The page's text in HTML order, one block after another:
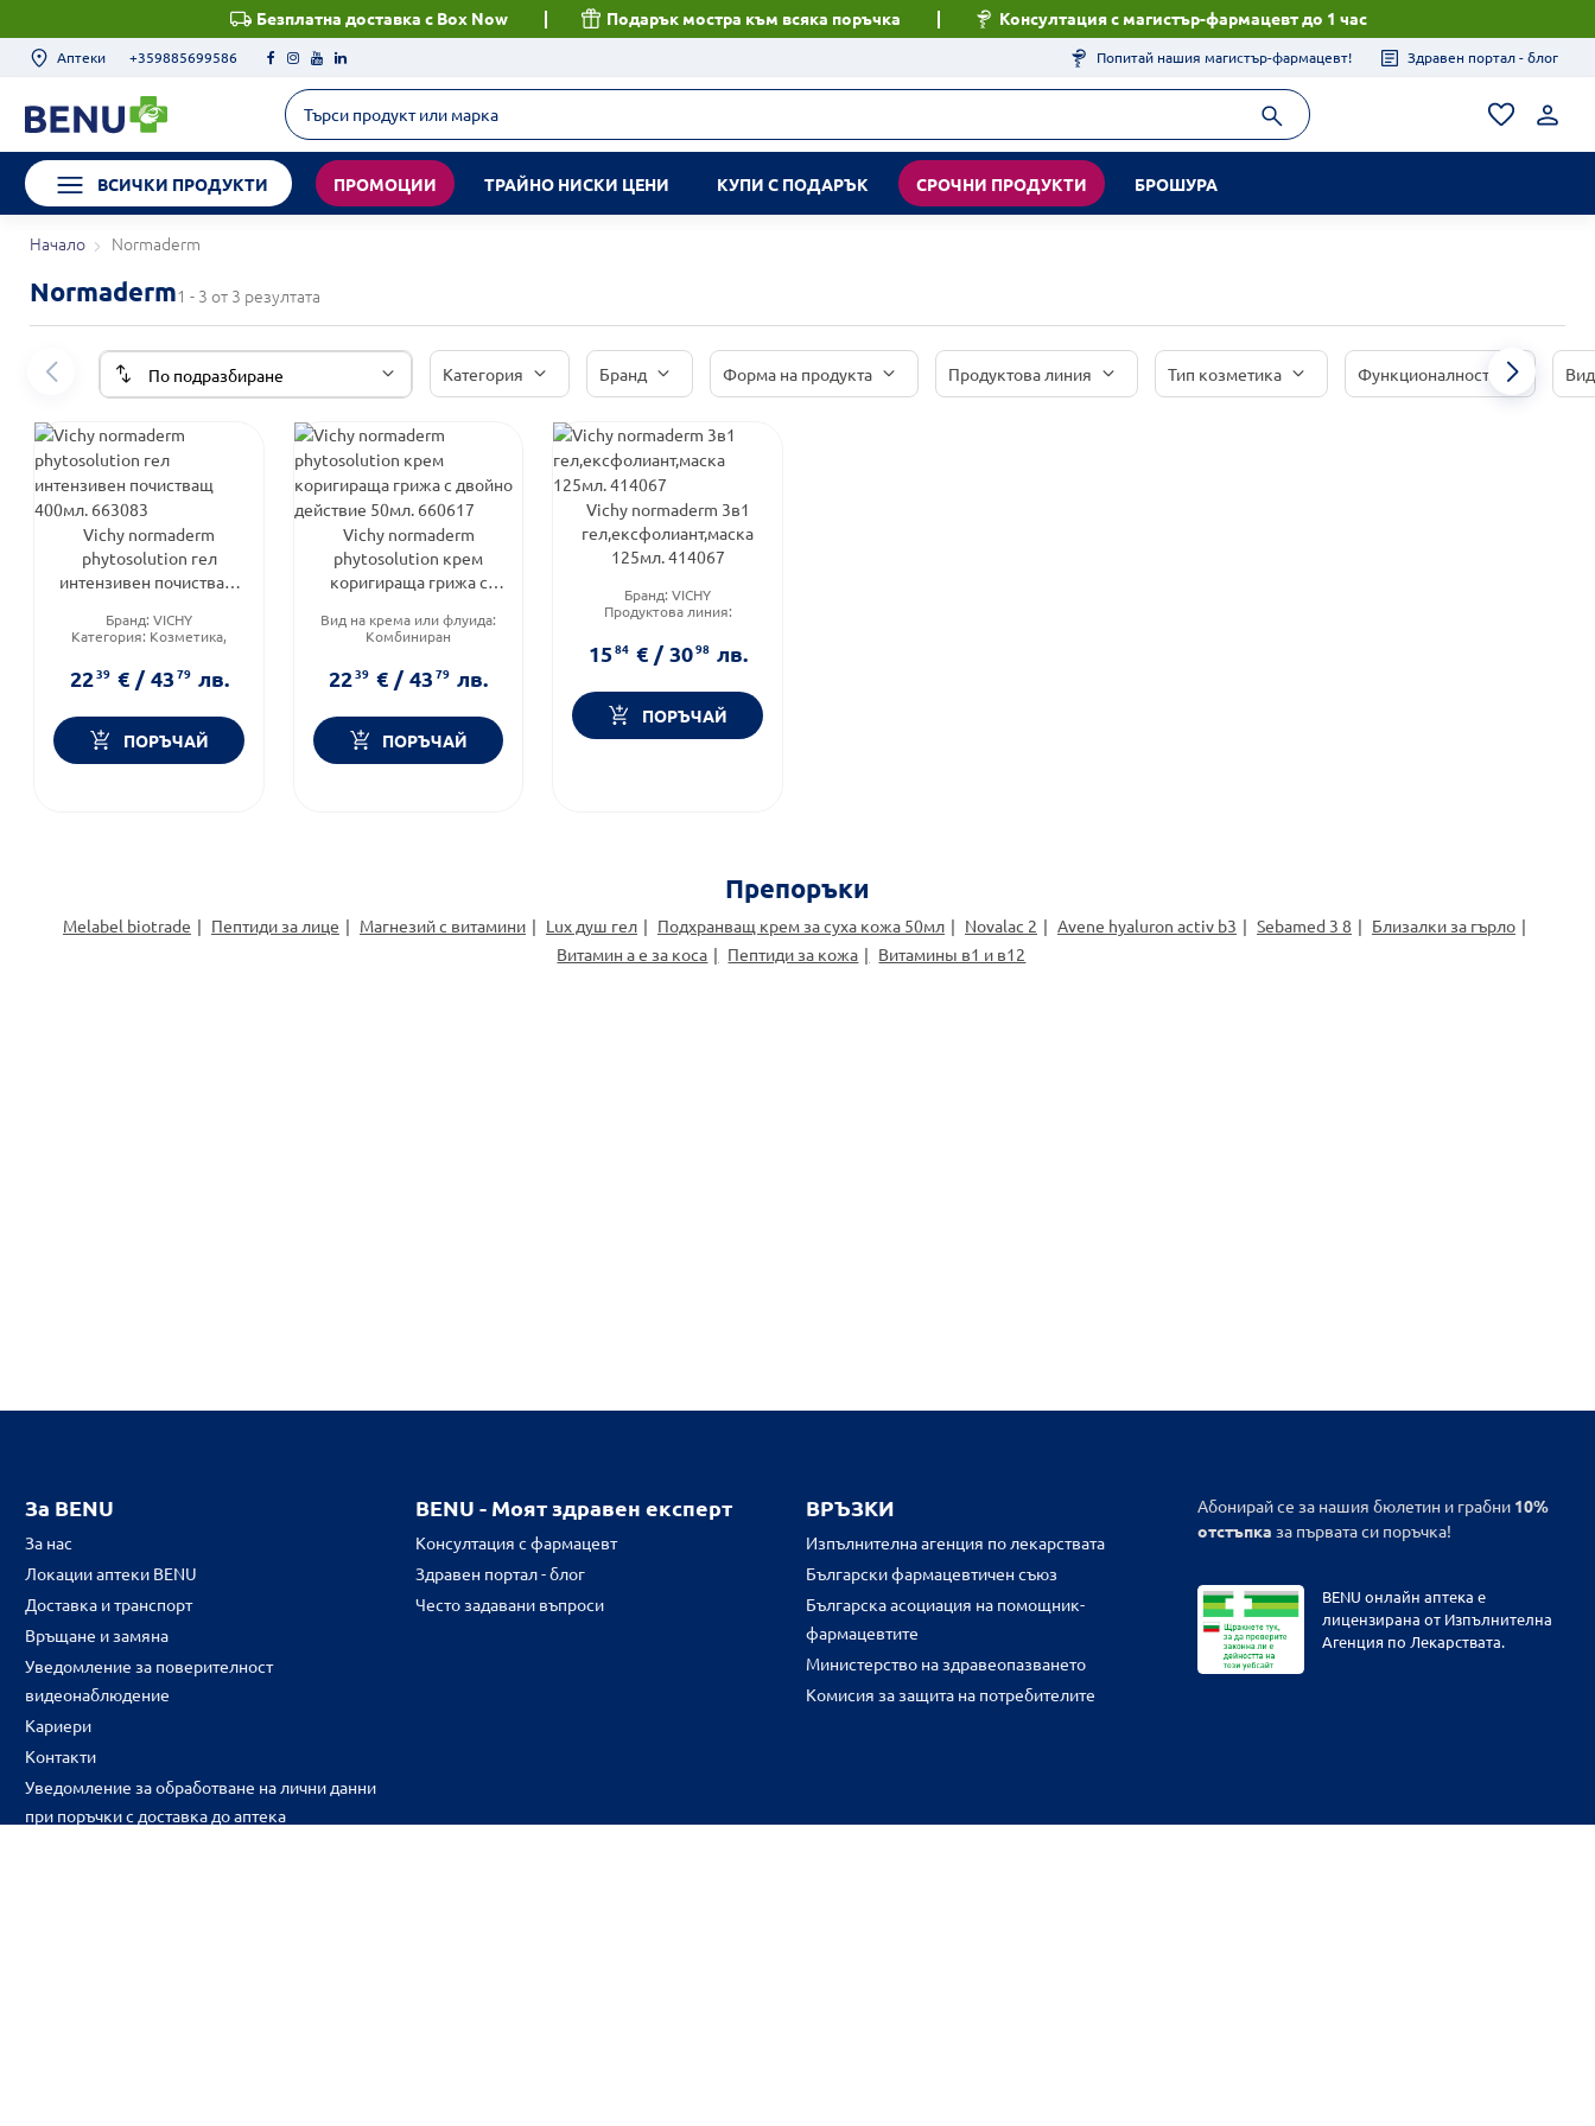
Безплатна доставка с Box Now Подарък мостра към всяка поръчка Консултация с магистър-фармацевт до 1 час
Аптеки +359885699586 Попитай нашия магистър-фармацевт! Здравен портал - блог
ВСИЧКИ ПРОДУКТИ ПРОМОЦИИ ТРАЙНО НИСКИ ЦЕНИ КУПИ С ПОДАРЪК СРОЧНИ ПРОДУКТИ БРОШУРА
Начало Normaderm
Normaderm1 - 3 от 3 резултата
Категория Бранд Форма на продукта Продуктова линия Тип козметика Функционалност
Vichy normaderm
phytosolution гел
интензивен почистващ
Бранд:VICHY
Категория: Козметика,
Тип козметика:
Дермокозметика
2239 € / 4379 лв.
ПОРЪЧАЙ
Vichy normaderm
phytosolution крем
коригираща грижа с
660617
Вид на крема или флуида:
Комбиниран
красота и лична хигиена
Форма на продукта:крем
2239 € / 4379 лв.
ПОРЪЧАЙ
Vichy normaderm 3в1
гел,ексфолиант,маска
125мл. 414067
Бранд:VICHY
Продуктова линия:
Тип козметика:
Дермокозметика
1584 € / 3098 лв.
ПОРЪЧАЙ
Препоръки
Melabel biotrade Пептиди за лице Магнезий с витамини Lux душ гел Подхранващ крем за суха кожа 50мл Novalac 2 Avene hyaluron activ b3 Sebamed 3 8
Близалки за гърло
Витамин а е за коса
Пептиди за кожа Витамины в1 и в12
За BENU
За нас
Локации аптеки BENU
Доставка и транспорт
Връщане и замяна
Уведомление за поверителност
видеонаблюдение
Кариери
Контакти
Уведомление за обработване на лични данни
при поръчки с доставка до аптека
BENU - Моят здравен експерт
Консултация с фармацевт
Здравен портал - блог
Често задавани въпроси
ВРЪЗКИ
Изпълнителна агенция по лекарствата
Български фармацевтичен съюз
Българска асоциация на помощник-
фармацевтите
Министерство на здравеопазването
Комисия за защита на потребителите
Абонирай се за нашия бюлетин и грабни 10%
отстъпка за първата си поръчка!
BENU онлайн аптека е
лицензирана от Изпълнителна
Агенция по Лекарствата.